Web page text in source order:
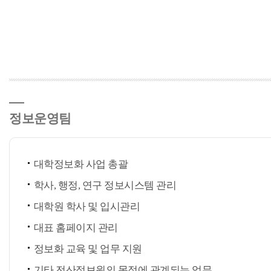
정보운영팀
대학정보화 사업 총괄
학사, 행정, 연구 정보시스템 관리
대학원 학사 및 입시관리
대표 홈페이지 관리
정보화 교육 및 업무 지원